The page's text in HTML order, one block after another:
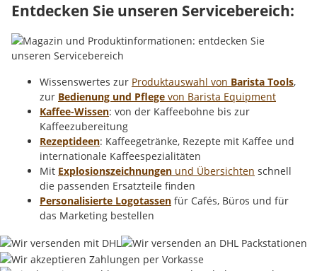
Entdecken Sie unseren Servicebereich:
Wissenswertes zur Produktauswahl von Barista Tools,
zur Bedienung und Pflege von Barista Equipment
Kaffee-Wissen: von der Kaffeebohne bis zur
Kaffeezubereitung
Rezeptideen: Kaffeegetränke, Rezepte mit Kaffee und
internationale Kaffeespezialitäten
Mit Explosionszeichnungen und Übersichten schnell
die passenden Ersatzteile finden
Personalisierte Logotassen für Cafés, Büros und für
das Marketing bestellen